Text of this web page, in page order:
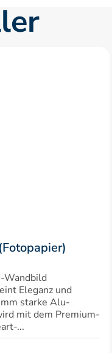
Wandbild
Eleganz und
starke Alu-
mit dem Premium-
...